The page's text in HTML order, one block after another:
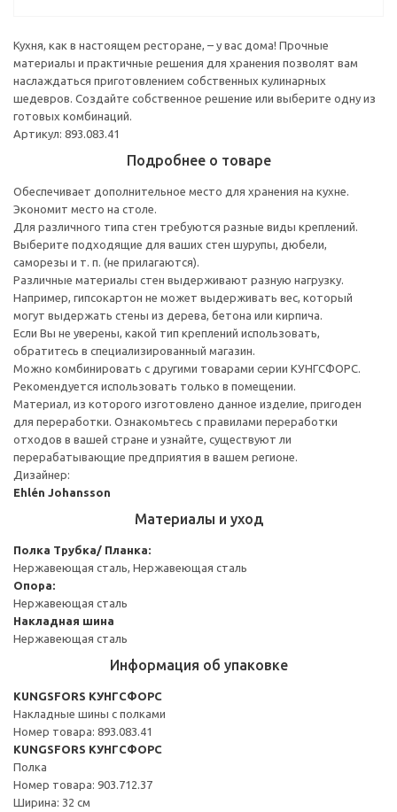
Кухня, как в настоящем ресторане, – у вас дома! Прочные
материалы и практичные решения для хранения позволят вам
наслаждаться приготовлением собственных кулинарных
шедевров. Создайте собственное решение или выберите одну из
готовых комбинаций.
Артикул: 893.083.41
Подробнее о товаре
Обеспечивает дополнительное место для хранения на кухне.
Экономит место на столе.
Для различного типа стен требуются разные виды креплений.
Выберите подходящие для ваших стен шурупы, дюбели,
саморезы и т. п. (не прилагаются).
Различные материалы стен выдерживают разную нагрузку.
Например, гипсокартон не может выдерживать вес, который
могут выдержать стены из дерева, бетона или кирпича.
Если Вы не уверены, какой тип креплений использовать,
обратитесь в специализированный магазин.
Можно комбинировать с другими товарами серии КУНГСФОРС.
Рекомендуется использовать только в помещении.
Материал, из которого изготовлено данное изделие, пригоден
для переработки. Ознакомьтесь с правилами переработки
отходов в вашей стране и узнайте, существуют ли
перерабатывающие предприятия в вашем регионе.
Дизайнер:
Ehlén Johansson
Материалы и уход
Полка Трубка/ Планка:
Нержавеющая сталь, Нержавеющая сталь
Опора:
Нержавеющая сталь
Накладная шина
Нержавеющая сталь
Информация об упаковке
KUNGSFORS КУНГСФОРС
Накладные шины с полками
Номер товара: 893.083.41
KUNGSFORS КУНГСФОРС
Полка
Номер товара: 903.712.37
Ширина: 32 см